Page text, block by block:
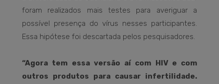
foram realizados mais testes para averiguar a
possível presença do vírus nesses participantes.
Essa hipótese foi descartada pelos pesquisadores.
“Agora tem essa versão aí com HIV e com
outros produtos para causar infertilidade.